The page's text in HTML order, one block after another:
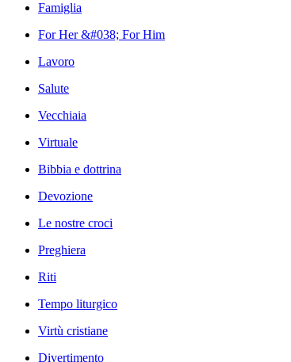
Famiglia
For Her &#038; For Him
Lavoro
Salute
Vecchiaia
Virtuale
Bibbia e dottrina
Devozione
Le nostre croci
Preghiera
Riti
Tempo liturgico
Virtù cristiane
Divertimento